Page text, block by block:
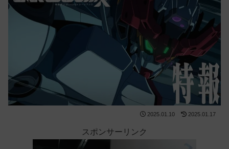
2025.01.10 2025.01.17
スポンサーリンク